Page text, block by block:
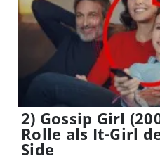
2) Gossip Girl
Rolle als It-Girl
Side